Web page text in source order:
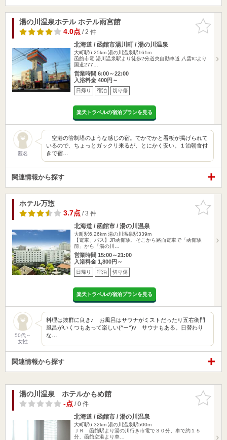
お気に入
りに追加
湯の川温泉ホテル ホテル雨宮館
4.0点/ 2 件
北海道 / 函館市湯川町 / 湯の川温泉
大町駅6.25km 湯の川温泉駅161m
函館市電 湯川温泉駅より徒歩2分道央自動車道 八雲ICより
国道277…
営業時間 6:00～22:00
入浴料金 400円～
日帰り 宿泊 切り傷
楽天トラベルの宿泊プランを見る
匿名
空港の管制塔のような感じの宿。でかでかと看板が掲げられて
いるので、ちょっとガックリ来るが、とにかく安い。１泊朝食付
きで宿…
関連情報から探す
お気に入
りに追加
ホテル万惣
3.7点/ 3 件
北海道 / 函館市 / 湯の川温泉
大町駅6.26km 湯の川温泉駅339m
【電車、バス】JR函館駅、そこから路面電車で「函館駅
前」から「湯の川…
営業時間 15:00～21:00
入浴料金 1,800円～
日帰り 宿泊 切り傷
楽天トラベルの宿泊プランを見る
50代～
女性
料理は抜群に良き♪ お風呂はサウナがミストだったり五右衛門
風呂がいくつもあって楽しい(^ー^)v サウナもある。日替わり
な…
関連情報から探す
お気に入
りに追加
湯の川温泉 ホテルかもめ館
-点/ 0 件
北海道 / 函館市 / 湯の川温泉
大町駅6.32km 湯の川温泉駅500m
ＪＲ 函館駅より湯の川行き市電で３０分、車で約１５
分、函館空港より車…